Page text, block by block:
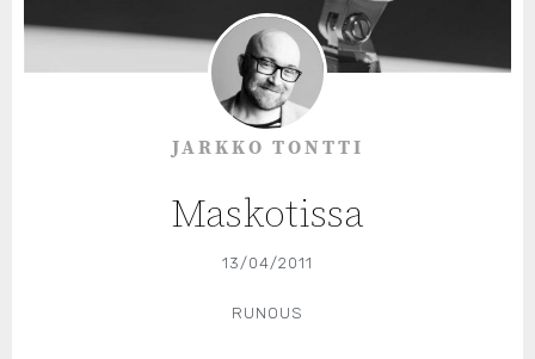
JARKKO TONTTI
Maskotissa
13/04/2011
RUNOUS